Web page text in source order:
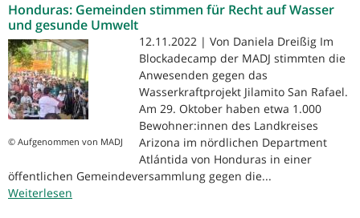
Garífuna-
Ansiedlung
gewaltsam
geräumt
Honduras: Gemeinden stimmen für Recht auf Wasser
und gesunde Umwelt
© Aufgenommen von MADJ
12.11.2022 | Von Daniela Dreißig Im
Blockadecamp der MADJ stimmten die
Anwesenden gegen das
Wasserkraftprojekt Jilamito San Rafael.
Am 29. Oktober haben etwa 1.000
Bewohner:innen des Landkreises
Arizona im nördlichen Department
Atlántida von Honduras in einer
öffentlichen Gemeindeversammlung gegen die...
Weiterlesen